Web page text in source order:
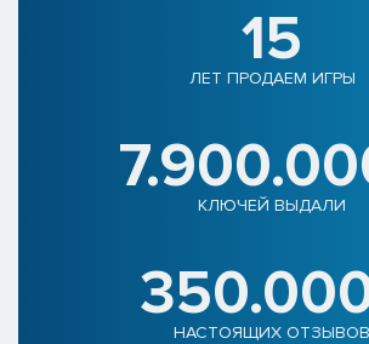
15
ЛЕТ ПРОДАЕМ ИГРЫ
КЛЮЧЕЙ ВЫДАЛИ
НАСТОЯЩИХ ОТЗЫВОВ